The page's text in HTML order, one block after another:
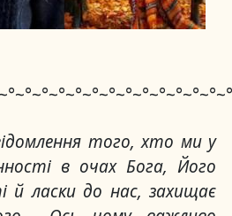
того, хто ми у
в очах Бога, Його
й ласки до нас, захищає